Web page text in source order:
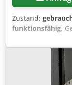
Zustand:
funktionsfähig,
im Einsatz.